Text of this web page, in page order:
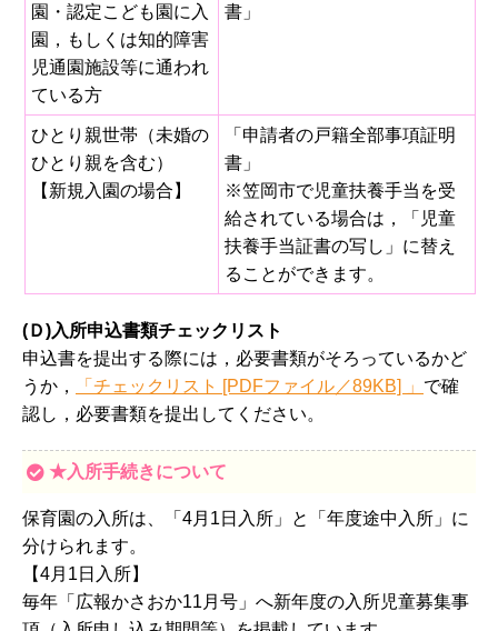
園・認定こども園に入
園，もしくは知的障害
児通園施設等に通われ
ている方
書」
ひとり親世帯（未婚の
ひとり親を含む）
【新規入園の場合】
「申請者の戸籍全部事項証明
書」
※笠岡市で児童扶養手当を受
給されている場合は，「児童
扶養手当証書の写し」に替え
ることができます。
(Ｄ)入所申込書類チェックリスト
申込書を提出する際には，必要書類がそろっているかど
うか，
「チェックリスト [PDFファイル／89KB] 」 で確
認し，必要書類を提出してください。
★入所手続きについて
保育園の入所は、「4月1日入所」と「年度途中入所」に
分けられます。
【4月1日入所】
毎年「広報かさおか11月号」へ新年度の入所児童募集事